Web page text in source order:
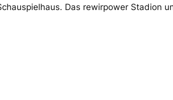
Das rewirpower Stadion